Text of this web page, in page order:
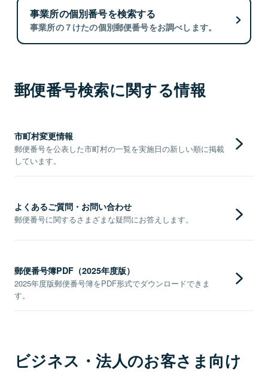
事業所の個別番号を検索する
事業所の７けたの個別郵便番号をお調べします。
郵便番号検索に関する情報
市町村変更情報
郵便番号を公表した市町村の一覧を実施日の新しい順に掲載
しています。
よくあるご質問・お問い合わせ
郵便番号に関するさまざまな疑問にお答えします。
郵便番号簿PDF（2025年度版）
2025年度版郵便番号簿をPDF形式でダウンロードできま
す。
ビジネス・法人のお客さま向け